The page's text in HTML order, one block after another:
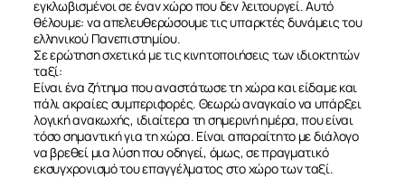
εγκλωβισμένοι σε έναν χώρο που δεν λειτουργεί. Αυτό
θέλουμε: να απελευθερώσουμε τις υπαρκτές δυνάμεις του
ελληνικού Πανεπιστημίου.
Σε ερώτηση σχετικά με τις κινητοποιήσεις των ιδιοκτητών
ταξί:
Είναι ένα ζήτημα που αναστάτωσε τη χώρα και είδαμε και
πάλι ακραίες συμπεριφορές. Θεωρώ αναγκαίο να υπάρξει
λογική ανακωχής, ιδιαίτερα τη σημερινή ημέρα, που είναι
τόσο σημαντική για τη χώρα. Είναι απαραίτητο με διάλογο
να βρεθεί μια λύση που οδηγεί, όμως, σε πραγματικό
εκσυγχρονισμό του επαγγέλματος στο χώρο των ταξί.